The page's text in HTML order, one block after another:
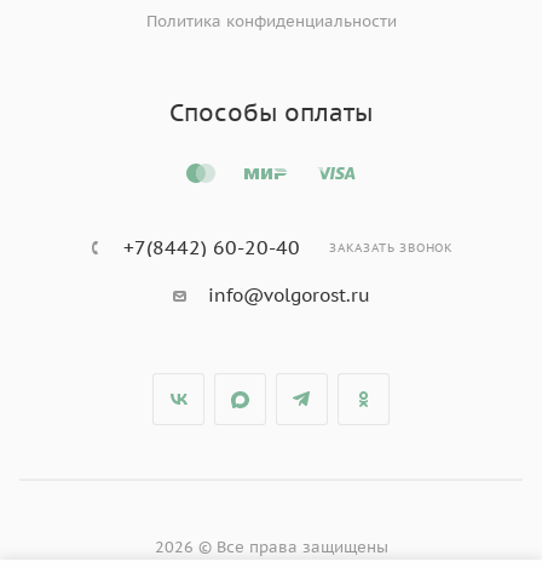
Политика конфиденциальности
Способы оплаты
+7(8442) 60-20-40 ЗАКАЗАТЬ ЗВОНОК
info@volgorost.ru
2026 © Все права защищены